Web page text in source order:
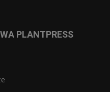
PLANTPRESS